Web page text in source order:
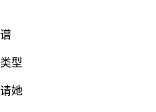
型
她